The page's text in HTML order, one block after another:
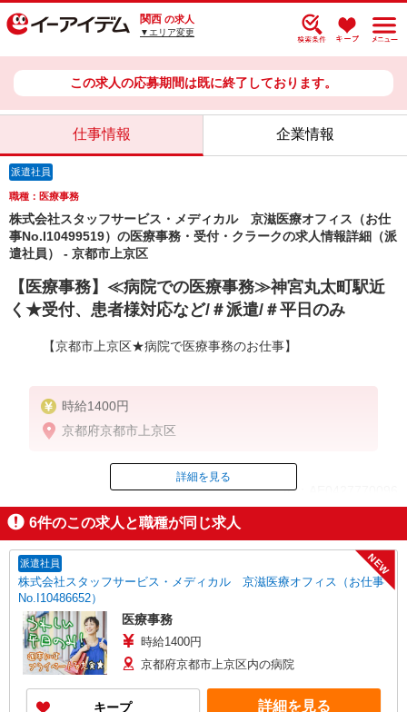
関西 の求人
▼エリア変更
この求人の応募期間は既に終了しております。
仕事情報 企業情報
派遣社員
職種：医療事務
株式会社スタッフサービス・メディカル 京滋医療オフィス（お仕
事No.I10499519）の医療事務・受付・クラークの求人情報詳細（派
遣社員） - 京都市上京区
【医療事務】≪病院での医療事務≫神宮丸太町駅近
く★受付、患者様対応など/＃派遣/＃平日のみ
【京都市上京区★病院で医療事務のお仕事】
時給1400円
京都府京都市上京区
ID：AE0427770096
掲載期間終了
詳細を見る
6件のこの求人と職種が同じ求人
派遣社員
株式会社スタッフサービス・メディカル 京滋医療オフィス（お仕事
No.I10486652）
NEW
医療事務
時給1400円
京都府京都市上京区内の病院
キープ 詳細を見る